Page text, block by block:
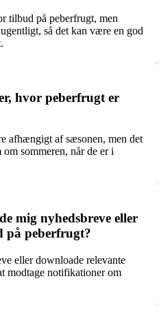
tilbud på peberfrugt, men
så det kan være en god
hvor peberfrugt er
afhængigt af sæsonen, men det
sommeren, når de er i
mig nyhedsbreve eller
på peberfrugt?
eller downloade relevante
modtage notifikationer om